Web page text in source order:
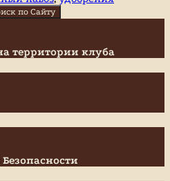
по Сайту
территории клуба